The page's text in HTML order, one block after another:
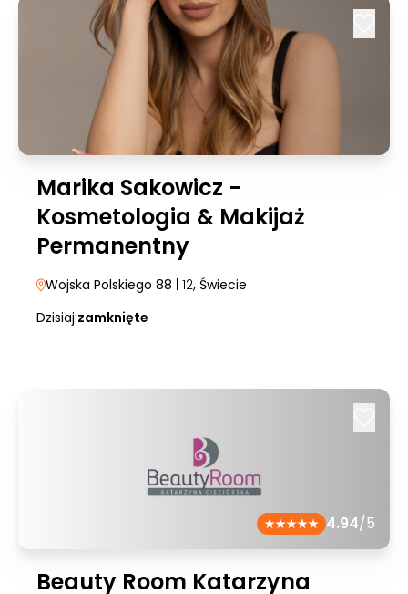
Marika Sakowicz -
Kosmetologia & Makijaż
Permanentny
Wojska Polskiego 88 | 12, Świecie
Dzisiaj:zamknięte
4.94/5
Beauty Room Katarzyna